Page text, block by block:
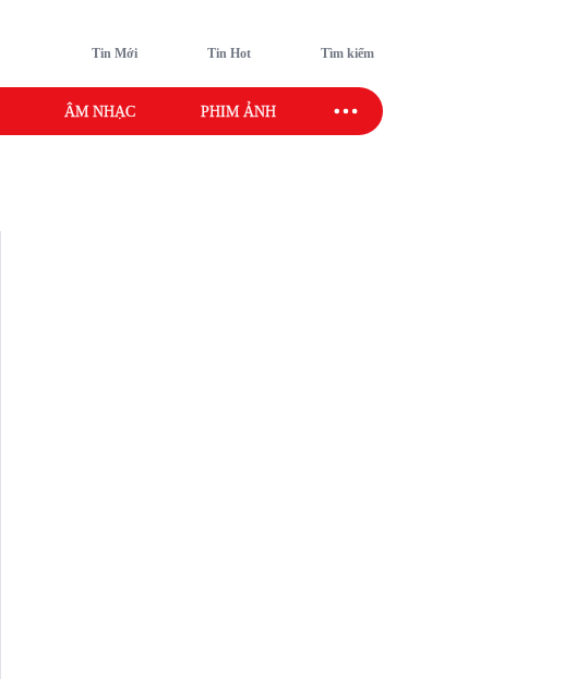
Tin Mới Tin Hot Tìm kiếm
ÂM NHẠC PHIM ẢNH SAO SPORT